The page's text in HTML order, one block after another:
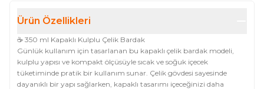
Ürün Özellikleri
☕ 350 ml Kapaklı Kulplu Çelik Bardak
Günlük kullanım için tasarlanan bu kapaklı çelik bardak modeli,
kulplu yapısı ve kompakt ölçüsüyle sıcak ve soğuk içecek
tüketiminde pratik bir kullanım sunar. Çelik gövdesi sayesinde
dayanıklı bir yapı sağlarken, kapaklı tasarımı içeceğinizi daha